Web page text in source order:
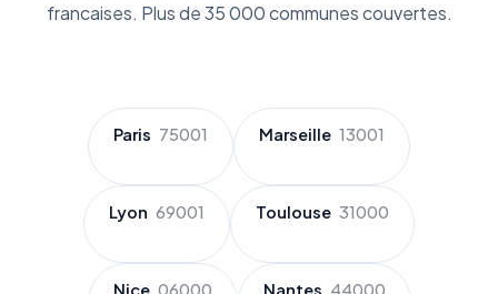
francaises. Plus de 35 000 communes couvertes.
Paris 75001 Marseille 13001
Lyon 69001 Toulouse 31000
Nice 06000 Nantes 44000